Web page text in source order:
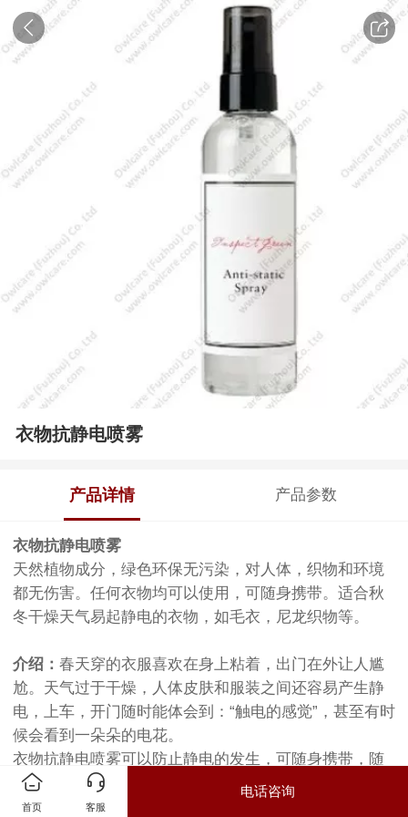
衣物抗静电喷雾
产品详情 产品参数
衣物抗静电喷雾
天然植物成分，绿色环保无污染，对人体，织物和环境
都无伤害。任何衣物均可以使用，可随身携带。适合秋
冬干燥天气易起静电的衣物，如毛衣，尼龙织物等。
介绍： 春天穿的衣服喜欢在身上粘着，出门在外让人尴
尬。天气过于干燥，人体皮肤和服装之间还容易产生静
电，上车，开门随时能体会到：“触电的感觉”，甚至有时
候会看到一朵朵的电花。
衣物抗静电喷雾可以防止静电的发生，可随身携带，随
时帮你抵御静电困扰!任何衣物均可使用!
首页 客服
电话咨询